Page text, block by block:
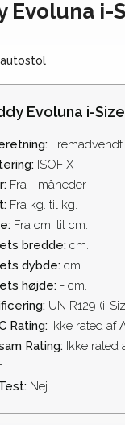
Evoluna i-
Evoluna i-
Fremadvendt
ISOFIX
Fra - måneder
Fra kg. til kg.
Fra cm. til cm.
bredde: cm.
dybde: cm.
højde: - cm.
UN R129 (i-
Rating: Ikke rated af
Rating: Ikke rated
Nej